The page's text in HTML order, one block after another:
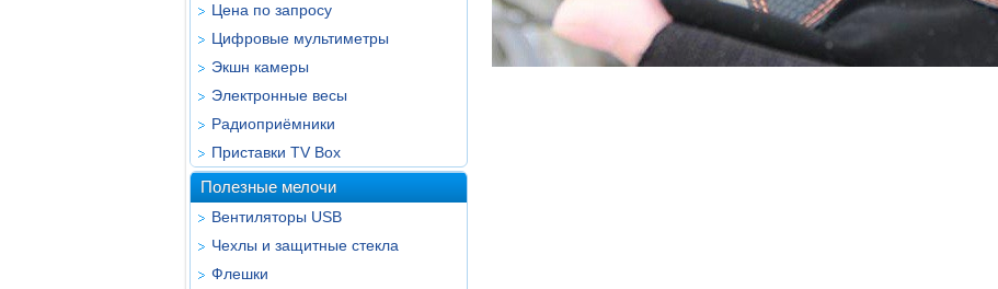
Цена по запросу
Цифровые мультиметры
Экшн камеры
Электронные весы
Радиоприёмники
Приставки TV Box
Полезные мелочи
Вентиляторы USB
Чехлы и защитные стекла
Флешки